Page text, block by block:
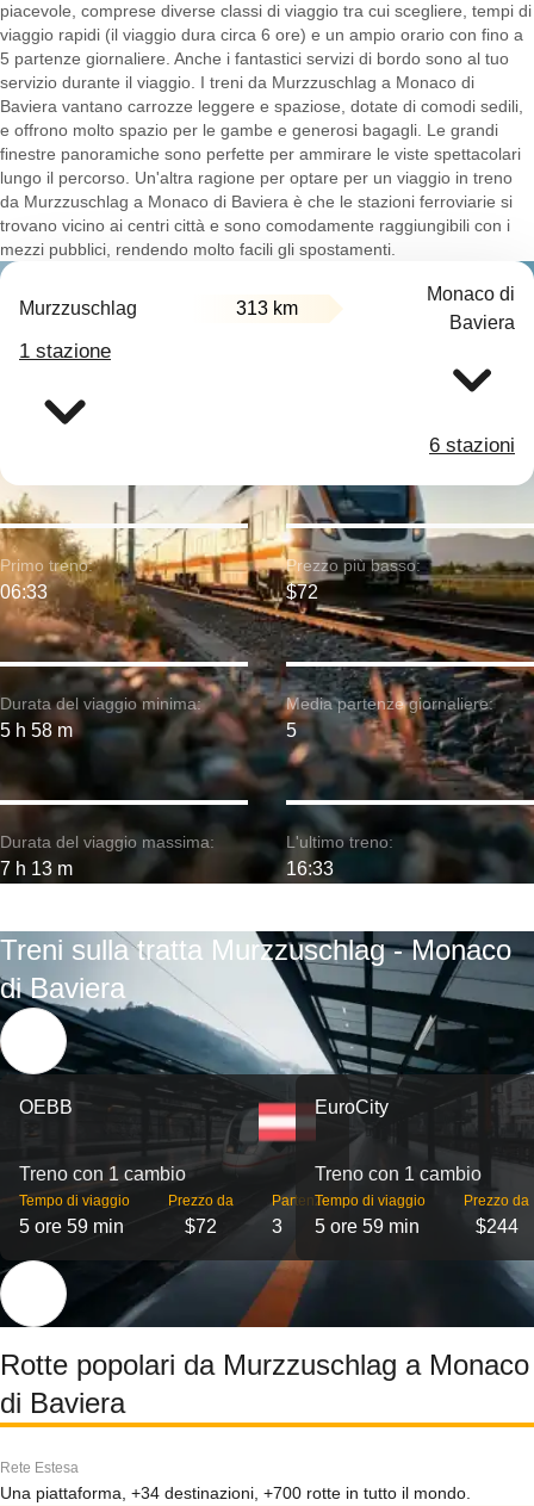
piacevole, comprese diverse classi di viaggio tra cui scegliere, tempi di
viaggio rapidi (il viaggio dura circa 6 ore) e un ampio orario con fino a
5 partenze giornaliere. Anche i fantastici servizi di bordo sono al tuo
servizio durante il viaggio. I treni da Murzzuschlag a Monaco di
Baviera vantano carrozze leggere e spaziose, dotate di comodi sedili,
e offrono molto spazio per le gambe e generosi bagagli. Le grandi
finestre panoramiche sono perfette per ammirare le viste spettacolari
lungo il percorso. Un'altra ragione per optare per un viaggio in treno
da Murzzuschlag a Monaco di Baviera è che le stazioni ferroviarie si
trovano vicino ai centri città e sono comodamente raggiungibili con i
mezzi pubblici, rendendo molto facili gli spostamenti.
Murzzuschlag 313 km
Monaco di
Baviera
1 stazione
6 stazioni
Durata del viaggio minima:
5 h 58 m
Primo treno:
06:33
Durata del viaggio massima:
7 h 13 m
Prezzo più basso:
$72
Media partenze giornaliere:
5
L'ultimo treno:
16:33
Treni sulla tratta Murzzuschlag - Monaco
di Baviera
OEBB
Treno con 1 cambio
Tempo di viaggio
5 ore 59 min
Prezzo da
$72
Partenze
3
EuroCity
Treno con 1 cambio
Tempo di viaggio
5 ore 59 min
Prezzo da
$244
Rotte popolari da Murzzuschlag a Monaco
di Baviera
Rete Estesa
Una piattaforma, +34 destinazioni, +700 rotte in tutto il mondo.